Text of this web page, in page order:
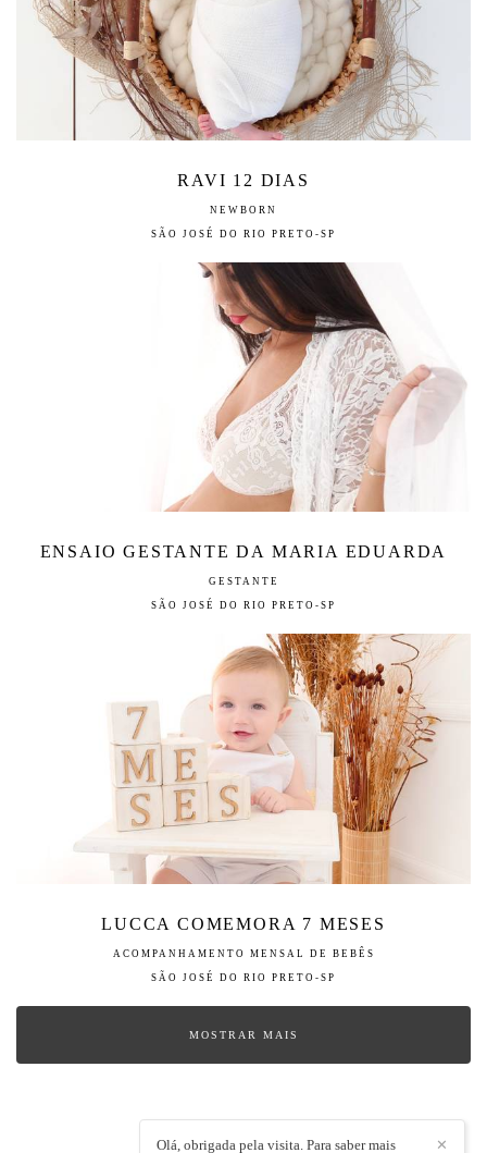
RAVI 12 DIAS
NEWBORN
SÃO JOSÉ DO RIO PRETO-SP
ENSAIO GESTANTE DA MARIA EDUARDA
GESTANTE
SÃO JOSÉ DO RIO PRETO-SP
LUCCA COMEMORA 7 MESES
ACOMPANHAMENTO MENSAL DE BEBÊS
SÃO JOSÉ DO RIO PRETO-SP
MOSTRAR MAIS
✕
Olá, obrigada pela visita. Para saber mais